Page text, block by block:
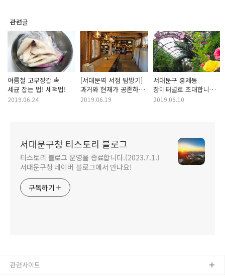
관련글
여름철 고무장갑 속
세균 잡는 법! 세척법!
2019.06.24
[서대문역 서점 탐방기]
과거와 현재가 공존하는
책방!
2019.06.19
서대문구 홍제동
장미터널로 초대합니다
"장미꽃 보러오세요"
2019.06.10
서대문구청 티스토리 블로그
티스토리 블로그 운영을 종료합니다.(2023.7.1.)
서대문구청 네이버 블로그에서 만나요!
구독하기
관련사이트